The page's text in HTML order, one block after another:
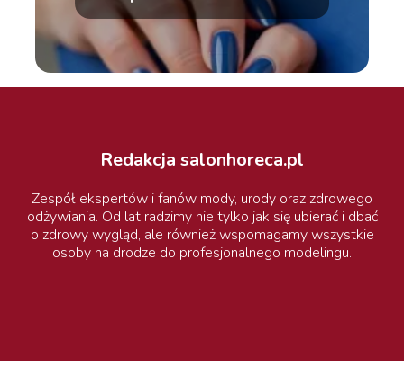
kolorze fuksji?
Redakcja salonhoreca.pl
Zespół ekspertów i fanów mody, urody oraz zdrowego
odżywiania. Od lat radzimy nie tylko jak się ubierać i dbać
o zdrowy wygląd, ale również wspomagamy wszystkie
osoby na drodze do profesjonalnego modelingu.